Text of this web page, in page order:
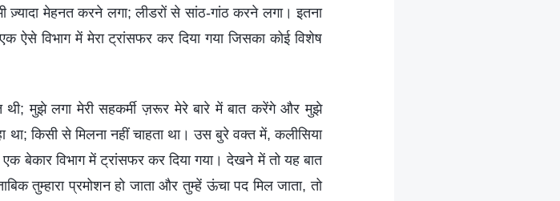
ज़्यादा मेहनत करने लगा; लीडरों से सांठ-गांठ करने लगा। इतना
विभाग में मेरा ट्रांसफर कर दिया गया जिसका कोई विशेष
थी; मुझे लगा मेरी सहकर्मी ज़रूर मेरे बारे में बात करेंगे और मुझे
किसी से मिलना नहीं चाहता था। उस बुरे वक्त में, कलीसिया
बेकार विभाग में ट्रांसफर कर दिया गया। देखने में तो यह बात
तुम्हारा प्रमोशन हो जाता और तुम्हें ऊंचा पद मिल जाता, तो